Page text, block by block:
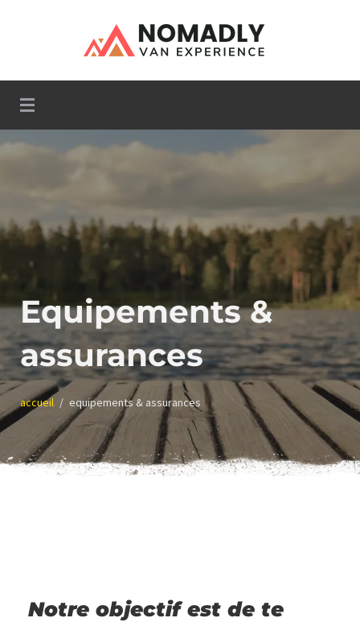
Nomadly
Equipements &
assurances
accueil equipements & assurances
Notre objectif est de te